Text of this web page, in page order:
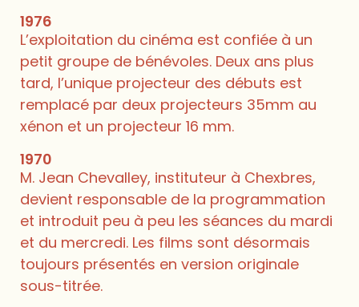
1976
L’exploitation du cinéma est confiée à un
petit groupe de bénévoles. Deux ans plus
tard, l’unique projecteur des débuts est
remplacé par deux projecteurs 35mm au
xénon et un projecteur 16 mm.
1970
M. Jean Chevalley, instituteur à Chexbres,
devient responsable de la programmation
et introduit peu à peu les séances du mardi
et du mercredi. Les films sont désormais
toujours présentés en version originale
sous-titrée.